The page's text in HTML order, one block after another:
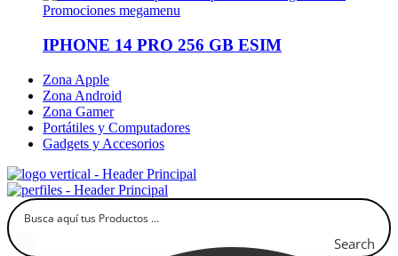
IPHONE 14 PRO 256 GB ESIM
Zona Apple
Zona Android
Zona Gamer
Portátiles y Computadores
Gadgets y Accesorios
Search